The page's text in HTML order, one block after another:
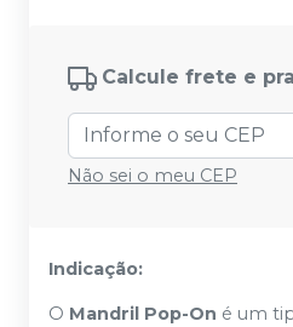
Calcule frete e
Não sei o meu CEP
Indicação:
O Mandril Pop-On é um